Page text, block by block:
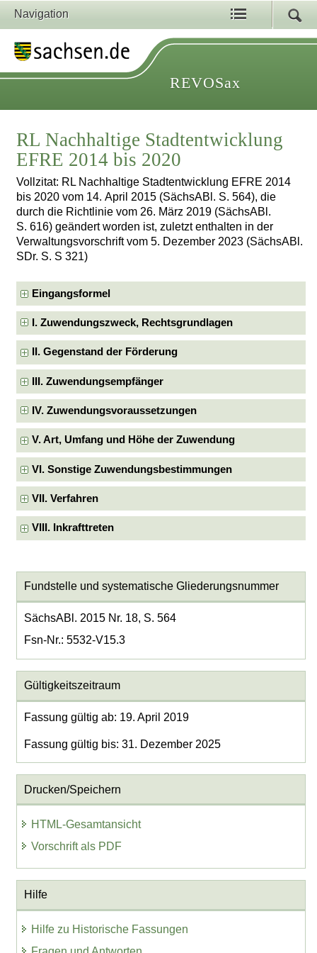
Navigation
REVOSax
RL Nachhaltige Stadtentwicklung
EFRE 2014 bis 2020
Vollzitat: RL Nachhaltige Stadtentwicklung EFRE 2014
bis 2020 vom 14. April 2015 (SächsABl. S. 564), die
durch die Richtlinie vom 26. März 2019 (SächsABl.
S. 616) geändert worden ist, zuletzt enthalten in der
Verwaltungsvorschrift vom 5. Dezember 2023 (SächsABl.
SDr. S. S 321)
Eingangsformel
I. Zuwendungszweck, Rechtsgrundlagen
II. Gegenstand der Förderung
III. Zuwendungsempfänger
IV. Zuwendungsvoraussetzungen
V. Art, Umfang und Höhe der Zuwendung
VI. Sonstige Zuwendungsbestimmungen
VII. Verfahren
VIII. Inkrafttreten
Fundstelle und systematische Gliederungsnummer
SächsABl. 2015 Nr. 18, S. 564
Fsn-Nr.: 5532-V15.3
Gültigkeitszeitraum
Fassung gültig ab: 19. April 2019
Fassung gültig bis: 31. Dezember 2025
Drucken/Speichern
HTML-Gesamtansicht
Vorschrift als PDF
Hilfe
Hilfe zu Historische Fassungen